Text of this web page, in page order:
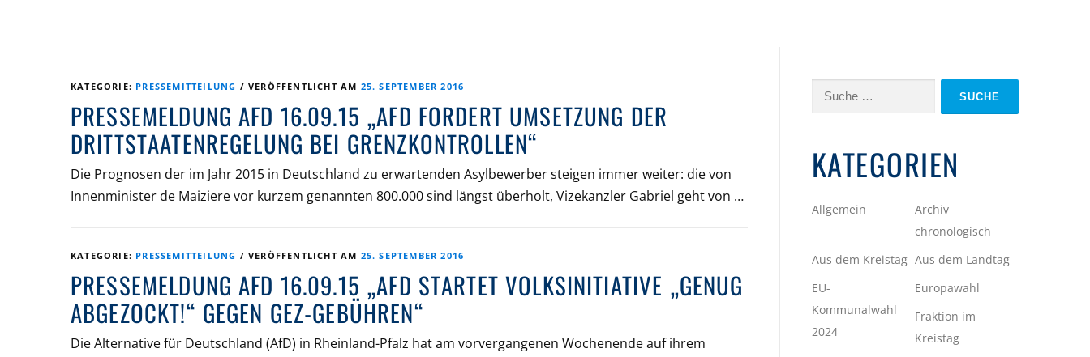
KATEGORIE: PRESSEMITTEILUNG /VERÖFFENTLICHT AM 25. SEPTEMBER 2016
PRESSEMELDUNG AFD 16.09.15 „AFD FORDERT UMSETZUNG DER
DRITTSTAATENREGELUNG BEI GRENZKONTROLLEN“
Die Prognosen der im Jahr 2015 in Deutschland zu erwartenden Asylbewerber steigen immer weiter: die von
Innenminister de Maiziere vor kurzem genannten 800.000 sind längst überholt, Vizekanzler Gabriel geht von …
KATEGORIE: PRESSEMITTEILUNG /VERÖFFENTLICHT AM 25. SEPTEMBER 2016
PRESSEMELDUNG AFD 16.09.15 „AFD STARTET VOLKSINITIATIVE „GENUG
ABGEZOCKT!“ GEGEN GEZ-GEBÜHREN“
Die Alternative für Deutschland (AfD) in Rheinland-Pfalz hat am vorvergangenen Wochenende auf ihrem
Suche
KATEGORIEN
Allgemein
Archiv
chronologisch
Aus dem Kreistag Aus dem Landtag
EU-
Kommunalwahl
2024
Europawahl
Fraktion im
Kreistag